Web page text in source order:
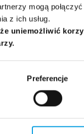
mogą
z ich usług.
uniemożliwić
Preferencje